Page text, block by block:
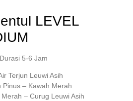
LEVEL
5-6 Jam
Terjun Leuwi Asih
– Kawah Merah
– Curug Leuwi Asih